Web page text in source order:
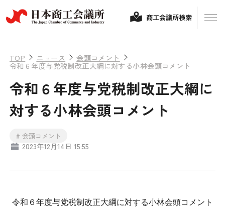
経営相談
保険・共済
商工会議所検索
TOP ニュース 会頭コメント
令和６年度与党税制改正大綱に対する小林会頭コメント
令和６年度与党税制改正大綱に
対する小林会頭コメント
# 会頭コメント
2023年12月14日 15:55
令和６年度与党税制改正大綱に対する小林会頭コメント